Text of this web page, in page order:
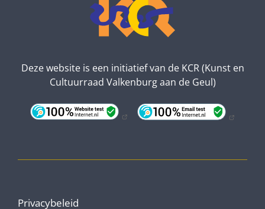
Deze website is een initiatief van de KCR (Kunst en
Cultuurraad Valkenburg aan de Geul)
Privacybeleid